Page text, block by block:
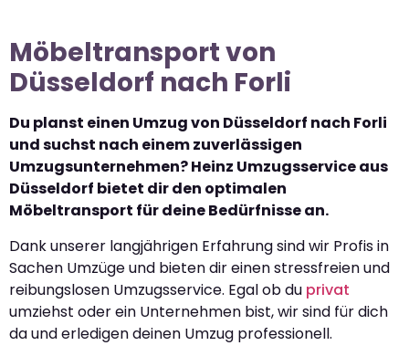
Möbeltransport von
Düsseldorf nach Forli
Du planst einen Umzug von Düsseldorf nach Forli
und suchst nach einem zuverlässigen
Umzugsunternehmen? Heinz Umzugsservice aus
Düsseldorf bietet dir den optimalen
Möbeltransport für deine Bedürfnisse an.
Dank unserer langjährigen Erfahrung sind wir Profis in
Sachen Umzüge und bieten dir einen stressfreien und
reibungslosen Umzugsservice. Egal ob du privat
umziehst oder ein Unternehmen bist, wir sind für dich
da und erledigen deinen Umzug professionell.